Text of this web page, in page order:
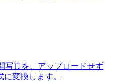
写真を、アップロードせず
変換します。